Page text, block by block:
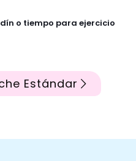
o tiempo para ejercicio
Estándar